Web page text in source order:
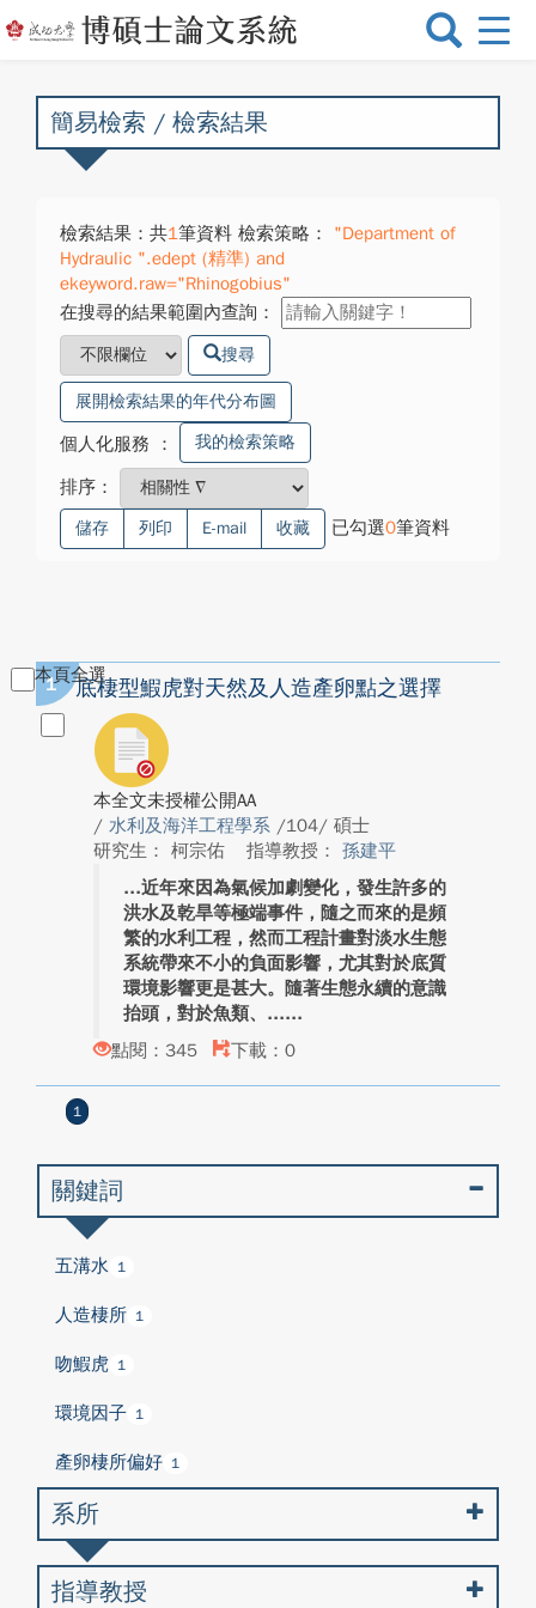
選
換
簡易檢索 / 檢索結果
檢索結果：共1筆資料 檢索策略：
"Department of
Hydraulic ".edept (精準) and
ekeyword.raw="Rhinogobius"
在搜尋的結果範圍內查詢：
搜尋
展開檢索結果的年代分布圖
個人化服務 ： 我的檢索策略
排序：
儲存 列印 E-mail 收藏 已勾選0筆資料
本頁全選
1 底棲型鰕虎對天然及人造產卵點之選擇
本全文未授權公開AA
/ 水利及海洋工程學系 /104/ 碩士
研究生： 柯宗佑
指導教授： 孫建平
近年來因為氣候加劇變化，發生許多的
洪水及乾旱等極端事件，隨之而來的是頻
繁的水利工程，然而工程計畫對淡水生態
系統帶來不小的負面影響，尤其對於底質
環境影響更是甚大。隨著生態永續的意識
抬頭，對於魚類、...
點閱：345
下載：0
1
關鍵詞
五溝水 1
人造棲所 1
吻鰕虎 1
環境因子 1
產卵棲所偏好 1
系所
指導教授